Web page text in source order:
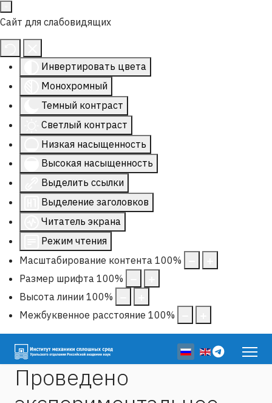
Сайт для слабовидящих
Инвертировать цвета
Монохромный
Темный контраст
Светлый контраст
Низкая насыщенность
Высокая насыщенность
Выделить ссылки
Выделение заголовков
Читатель экрана
Режим чтения
Масштабирование контента 100%
Размер шрифта 100%
Высота линии 100%
Межбуквенное расстояние 100%
Выберите язык
Проведено